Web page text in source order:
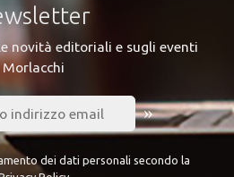
novità editoriali e sugli eventi
Morlacchi
»
dei dati personali secondo la